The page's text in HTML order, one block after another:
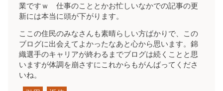
業ですｗ 仕事のこととかお忙しいなかでの記事の更
新には本当に頭が下がります。
ここの住民のみなさんも素晴らしい方ばかりで、この
ブログに出会えてよかったなあと心から思います。錦
織選手のキャリアが終わるまでブログは続くことと思
いますが体調を崩さすにこれからもがんばってくださ
いね。